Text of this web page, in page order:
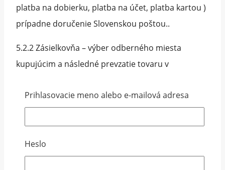
platba na dobierku, platba na účet, platba kartou )
prípadne doručenie Slovenskou poštou..
5.2.2 Zásielkovňa – výber odberného miesta
kupujúcim a následné prevzatie tovaru v
Prihlasovacie meno alebo e-mailová adresa
Heslo